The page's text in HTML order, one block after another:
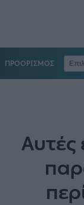
ΠΡΟΟΡΙΣΜΟΣ
Αυτές